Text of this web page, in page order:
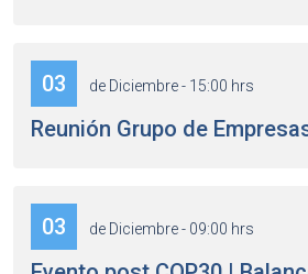
03 de Diciembre - 15:00 hrs
Reunión Grupo de
03 de Diciembre - 09:00 hrs